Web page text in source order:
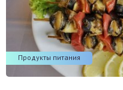
Продукты питания